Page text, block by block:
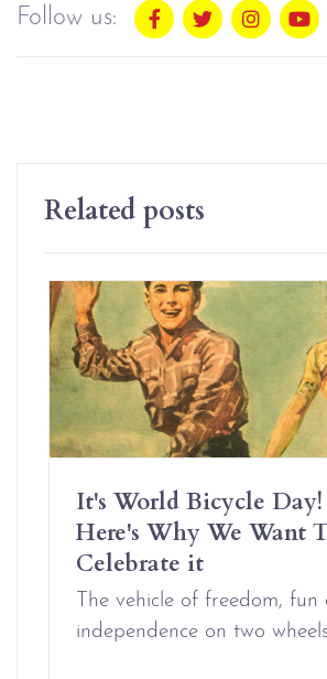
Follow us:
Related posts
It's World Bicycle
Here's Why We Want
Celebrate it
The vehicle of freedom, fun
independence on two